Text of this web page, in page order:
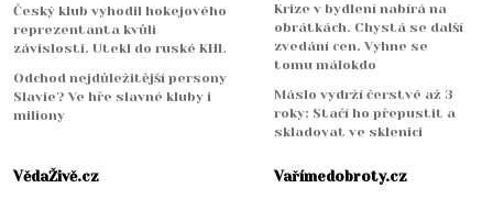
Český klub vyhodil hokejového
reprezentanta kvůli
závislosti. Utekl do ruské KHL
Odchod nejdůležitější persony
Slavie? Ve hře slavné kluby i
miliony
Krize v bydlení nabírá na
obrátkách. Chystá se další
zvedání cen. Vyhne se
tomu málokdo
Máslo vydrží čerstvé až 3
roky: Stačí ho přepustit a
skladovat ve sklenici
VědaŽivě.cz
Vařímedobroty.cz